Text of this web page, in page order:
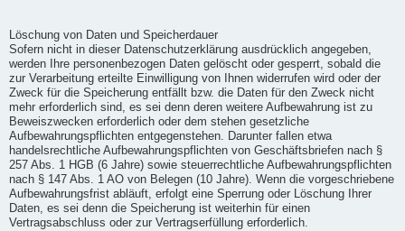
Löschung von Daten und Speicherdauer
Sofern nicht in dieser Datenschutzerklärung ausdrücklich angegeben,
werden Ihre personenbezogen Daten gelöscht oder gesperrt, sobald die
zur Verarbeitung erteilte Einwilligung von Ihnen widerrufen wird oder der
Zweck für die Speicherung entfällt bzw. die Daten für den Zweck nicht
mehr erforderlich sind, es sei denn deren weitere Aufbewahrung ist zu
Beweiszwecken erforderlich oder dem stehen gesetzliche
Aufbewahrungspflichten entgegenstehen. Darunter fallen etwa
handelsrechtliche Aufbewahrungspflichten von Geschäftsbriefen nach §
257 Abs. 1 HGB (6 Jahre) sowie steuerrechtliche Aufbewahrungspflichten
nach § 147 Abs. 1 AO von Belegen (10 Jahre). Wenn die vorgeschriebene
Aufbewahrungsfrist abläuft, erfolgt eine Sperrung oder Löschung Ihrer
Daten, es sei denn die Speicherung ist weiterhin für einen
Vertragsabschluss oder zur Vertragserfüllung erforderlich.